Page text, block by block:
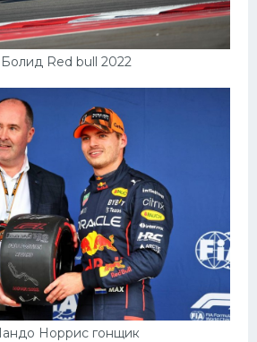
Болид Red bull 2022
Норрис гонщик